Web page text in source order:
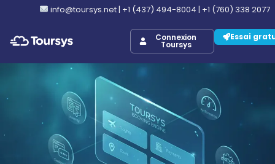
info@toursys.net| +1 (437) 494-8004 | +1 (760) 338 2077
Connexion
Toursys
Essai